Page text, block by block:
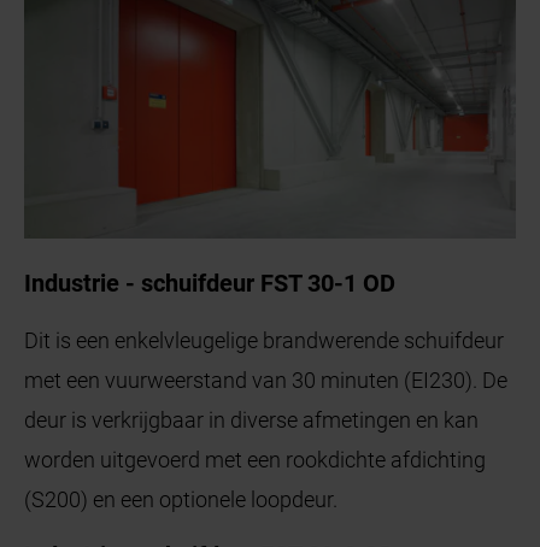
Industrie - schuifdeur FST 30-1 OD
Dit is een enkelvleugelige brandwerende schuifdeur
met een vuurweerstand van 30 minuten (EI230). De
deur is verkrijgbaar in diverse afmetingen en kan
worden uitgevoerd met een rookdichte afdichting
(S200) en een optionele loopdeur.